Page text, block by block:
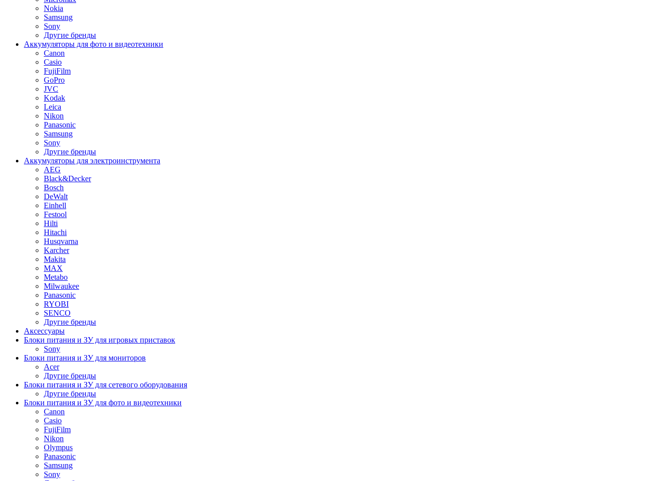
Nokia
Samsung
Sony
Другие бренды
Аккумуляторы для фото и видеотехники
Canon
Casio
FujiFilm
GoPro
JVC
Kodak
Leica
Nikon
Panasonic
Samsung
Sony
Другие бренды
Аккумуляторы для электроинструмента
AEG
Black&Decker
Bosch
DeWalt
Einhell
Festool
Hilti
Hitachi
Husqvarna
Karcher
Makita
MAX
Metabo
Milwaukee
Panasonic
RYOBI
SENCO
Другие бренды
Аксессуары
Блоки питания и ЗУ для игровых приставок
Sony
Блоки питания и ЗУ для мониторов
Acer
Другие бренды
Блоки питания и ЗУ для сетевого оборудования
Другие бренды
Блоки питания и ЗУ для фото и видеотехники
Canon
Casio
FujiFilm
Nikon
Olympus
Panasonic
Samsung
Sony